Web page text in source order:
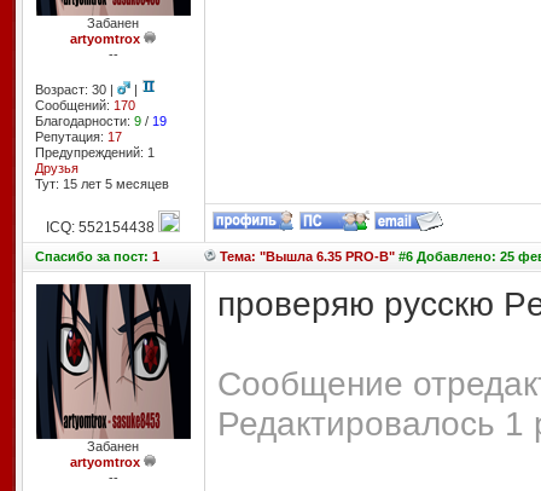
Забанен
artyomtrox
--
Возраст: 30 |
|
Сообщений: 170
Благодарности: 9/ 19
Репутация: 17
Предупреждений: 1
Друзья
Тут: 15 лет 5 месяцев
ICQ: 552154438
Спасибоза пост: 1 Тема: "Вышла 6.35 PRO-B"#6 Добавлено: 25
Забанен
artyomtrox
--
проверяю русскю
Сообщение
Редактировалось 1